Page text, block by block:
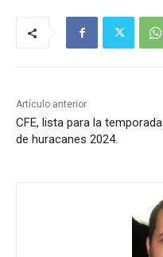
Artículo anterior
CFE, lista para la temporada
de huracanes 2024.